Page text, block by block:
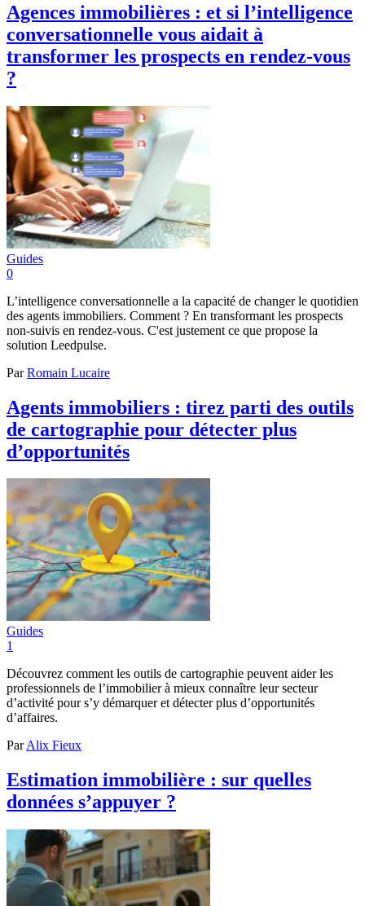
Agences immobilières : et si l’intelligence
conversationnelle vous aidait à
transformer les prospects en rendez-vous
?
Guides
0
L’intelligence conversationnelle a la capacité de changer le quotidien
des agents immobiliers. Comment ? En transformant les prospects
non-suivis en rendez-vous. C'est justement ce que propose la
solution Leedpulse.
ParRomain Lucaire
Agents immobiliers : tirez parti des outils
de cartographie pour détecter plus
d’opportunités
Guides
1
Découvrez comment les outils de cartographie peuvent aider les
professionnels de l’immobilier à mieux connaître leur secteur
d’activité pour s’y démarquer et détecter plus d’opportunités
d’affaires.
ParAlix Fieux
Estimation immobilière : sur quelles
données s’appuyer ?